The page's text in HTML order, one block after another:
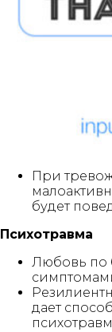
При
будет
Психотравма
Любовь по
дает